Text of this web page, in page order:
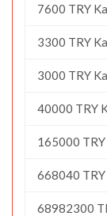
7600 TRY
3300 TRY
3000 TRY
40000 TRY
165000 TRY
668040 TRY
68982300